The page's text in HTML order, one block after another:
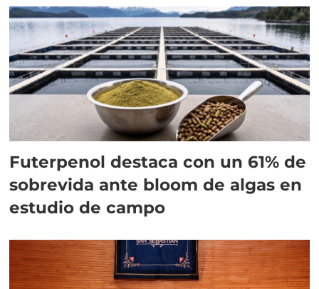
Futerpenol destaca con un 61% de
sobrevida ante bloom de algas en
estudio de campo